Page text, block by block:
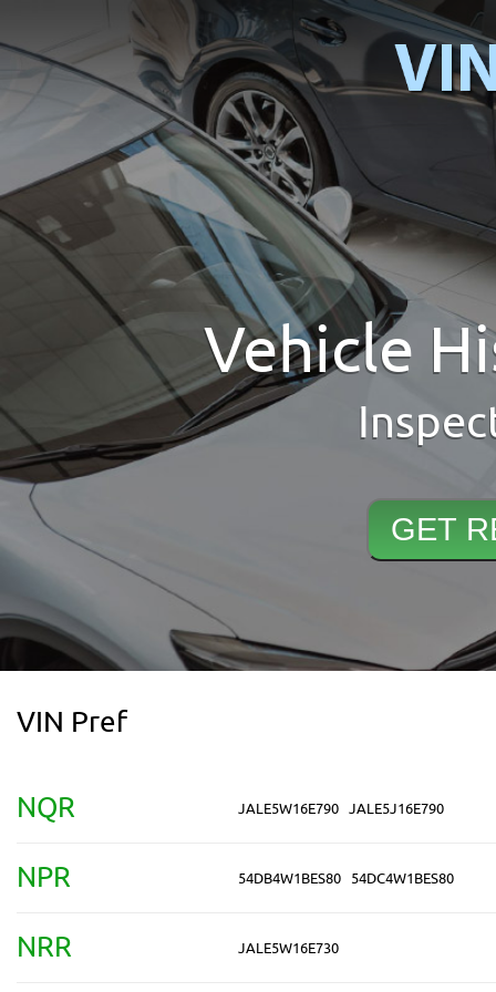
Vehicle
VIN Pref
NQR JALE5W16E790 JALE5J16E790
NPR 54DB4W1BES80 54DC4W1BES80
NRR JALE5W16E730